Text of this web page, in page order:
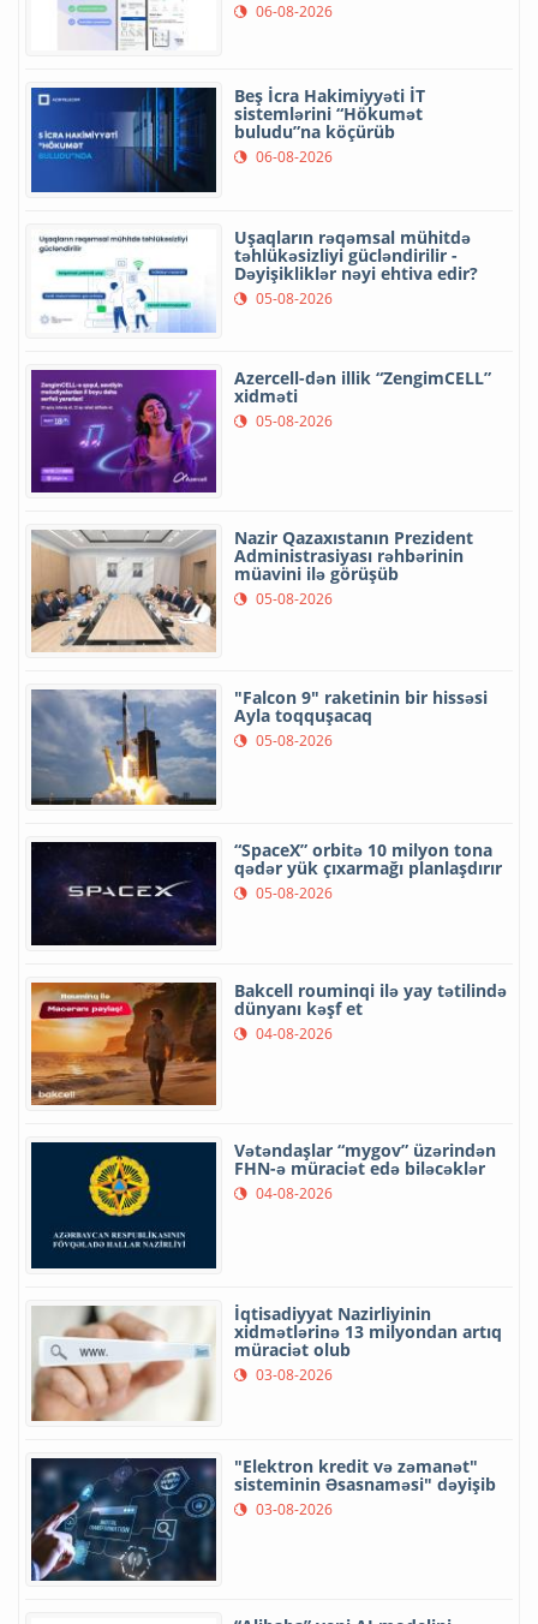
06-08-2026
Beş İcra Hakimiyyəti İT
sistemlərini “Hökumət
buludu”na köçürüb
06-08-2026
Uşaqların rəqəmsal mühitdə
təhlükəsizliyi gücləndirilir -
Dəyişikliklər nəyi ehtiva edir?
05-08-2026
Azercell-dən illik “ZengimCELL”
xidməti
05-08-2026
Nazir Qazaxıstanın Prezident
Administrasiyası rəhbərinin
müavini ilə görüşüb
05-08-2026
"Falcon 9" raketinin bir hissəsi
Ayla toqquşacaq
05-08-2026
“SpaceX” orbitə 10 milyon tona
qədər yük çıxarmağı planlaşdırır
05-08-2026
Bakcell rouminqi ilə yay tətilində
dünyanı kəşf et
04-08-2026
Vətəndaşlar “mygov” üzərindən
FHN-ə müraciət edə biləcəklər
04-08-2026
İqtisadiyyat Nazirliyinin
xidmətlərinə 13 milyondan artıq
müraciət olub
03-08-2026
"Elektron kredit və zəmanət"
sisteminin Əsasnaməsi" dəyişib
03-08-2026